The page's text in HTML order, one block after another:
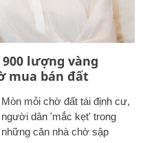
lượng vàng
mua bán đất
Mòn mỏi chờ đất tái định cư,
người dân 'mắc kẹt' trong
những căn nhà chờ sập